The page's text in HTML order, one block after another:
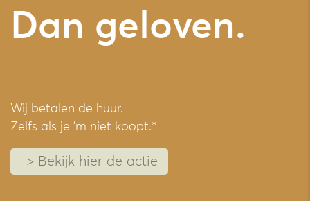
Dan geloven.
Wij betalen de huur.
Zelfs als je 'm niet koopt.*
-> Bekijk hier de actie